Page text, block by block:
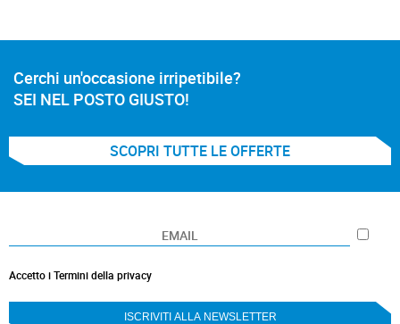
Cerchi un'occasione irripetibile?
SEI NEL POSTO GIUSTO!
SCOPRI TUTTE LE OFFERTE
Accetto i Termini della privacy